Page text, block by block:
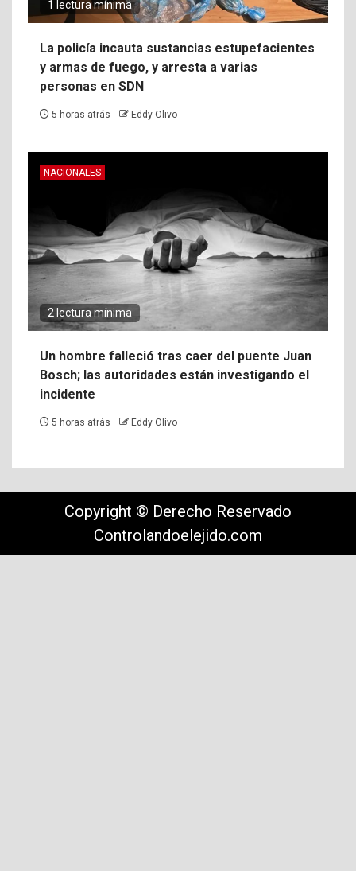
1 lectura mínima
La policía incauta sustancias estupefacientes
y armas de fuego, y arresta a varias
personas en SDN
5 horas atrás Eddy Olivo
NACIONALES
2 lectura mínima
Un hombre falleció tras caer del puente Juan
Bosch; las autoridades están investigando el
incidente
5 horas atrás Eddy Olivo
Copyright © Derecho Reservado
Controlandoelejido.com